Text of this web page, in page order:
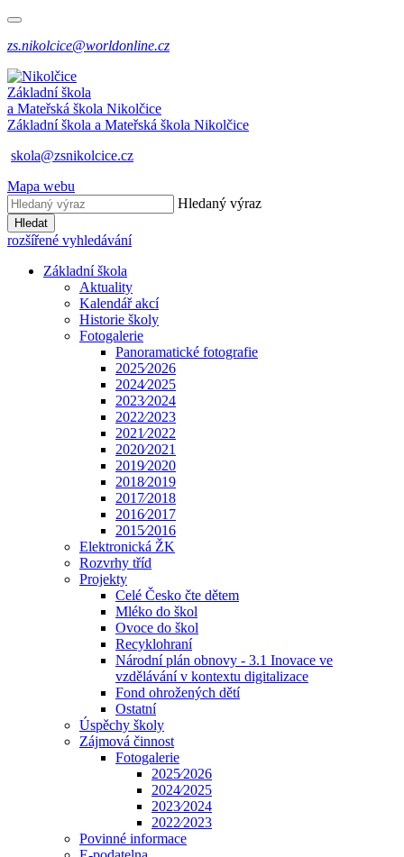
zs.nikolcice@worldonline.cz
Základní škola
a Mateřská škola Nikolčice
Základní škola a Mateřská škola Nikolčice
skola@zsnikolcice.cz
Mapa webu
Hledaný výraz
Hledat
rozšířené vyhledávání
Základní škola
Aktuality
Kalendář akcí
Historie školy
Fotogalerie
Panoramatické fotografie
2025⁄2026
2024⁄2025
2023⁄2024
2022⁄2023
2021⁄2022
2020⁄2021
2019⁄2020
2018⁄2019
2017⁄2018
2016⁄2017
2015⁄2016
Elektronická ŽK
Rozvrhy tříd
Projekty
Celé Česko čte dětem
Mléko do škol
Ovoce do škol
Recyklohraní
Národní plán obnovy - 3.1 Inovace ve
vzdělávání v kontextu digitalizace
Fond ohrožených dětí
Ostatní
Úspěchy školy
Zájmová činnost
Fotogalerie
2025⁄2026
2024⁄2025
2023⁄2024
2022⁄2023
Povinné informace